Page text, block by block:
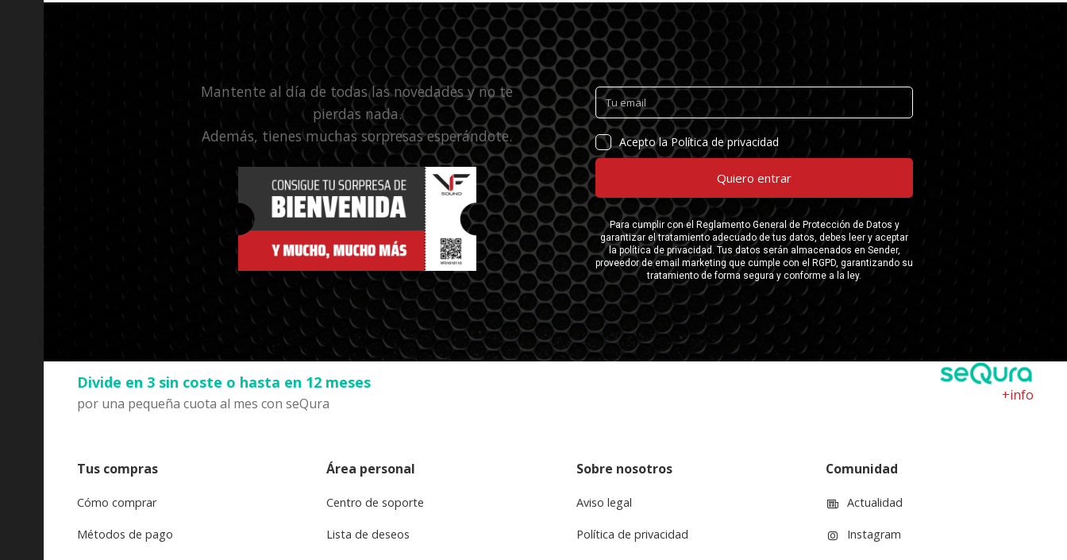
Mantente al día de todas las novedades y no te
pierdas nada.
Además, tienes muchas sorpresas esperándote.
Divide en 3 sin coste o hasta en 12 meses
por una pequeña cuota al mes con seQura
+info
Tus compras
Cómo comprar
Métodos de pago
Área personal
Centro de soporte
Lista de deseos
Sobre nosotros
Aviso legal
Política de privacidad
Comunidad
Actualidad
Instagram